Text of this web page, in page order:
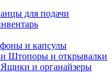
для подачи
и капсулы
Штопоры и открывалки
Ящики и органайзеры